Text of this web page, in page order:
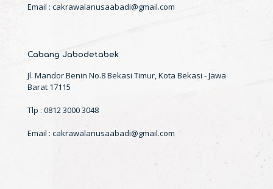
Email : cakrawalanusaabadi@gmail.com
Cabang Jabodetabek
Jl. Mandor Benin No.8 Bekasi Timur, Kota Bekasi - Jawa
Barat 17115
Tlp : 0812 3000 3048
Email : cakrawalanusaabadi@gmail.com